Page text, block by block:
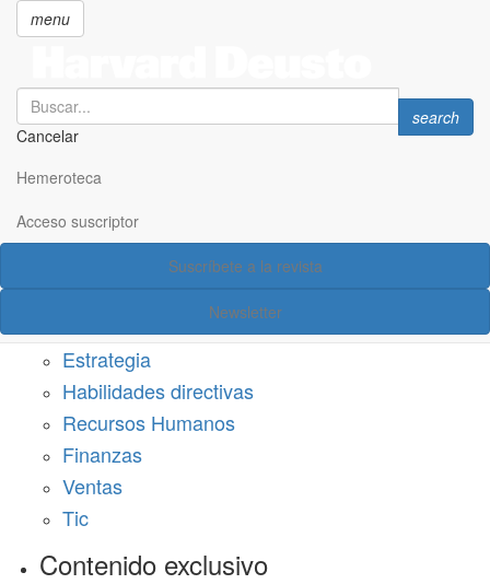
principal
menu
Search
Cancelar
Search
search
Hemeroteca
Acceso suscriptor
Suscríbete a la revista
Newsletter
Acceso suscriptor
Estrategia
Habilidades directivas
Recursos Humanos
Finanzas
Ventas
Tic
Contenido exclusivo